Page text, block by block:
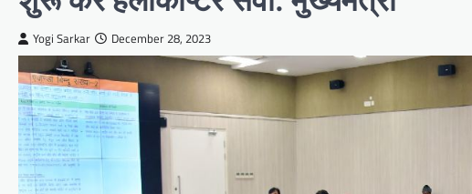
Yogi Sarkar December 28, 2023